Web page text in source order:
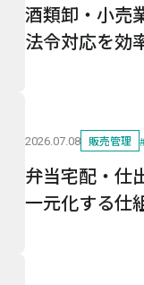
酒類卸・小売
法令対応を効
2026.07.08 販売管理
弁当宅配・仕
一元化する仕